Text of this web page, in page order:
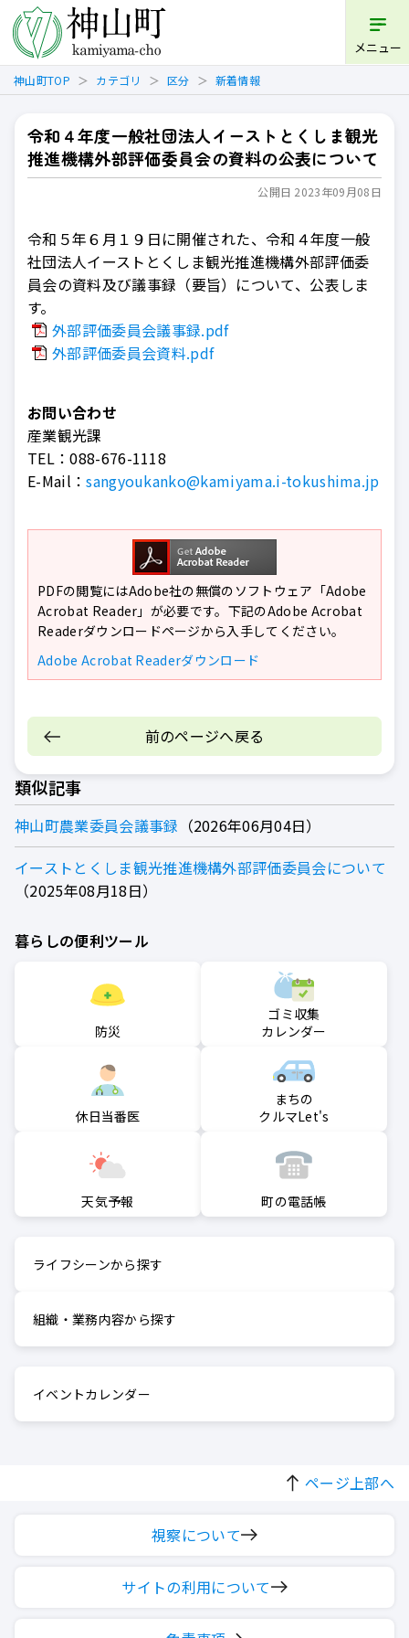
メニュー
神山町TOP カテゴリ 区分 新着情報
令和４年度一般社団法人イーストとくしま観光
推進機構外部評価委員会の資料の公表について
公開日 2023年09月08日
令和５年６月１９日に開催された、令和４年度一般
社団法人イーストとくしま観光推進機構外部評価委
員会の資料及び議事録（要旨）について、公表しま
す。
外部評価委員会議事録.pdf
外部評価委員会資料.pdf
お問い合わせ
産業観光課
TEL：088-676-1118
E-Mail：sangyoukanko@kamiyama.i-tokushima.jp
PDFの閲覧にはAdobe社の無償のソフトウェア「Adobe
Acrobat Reader」が必要です。下記のAdobe Acrobat
Readerダウンロードページから入手してください。
Adobe Acrobat Readerダウンロード
前のページへ戻る
類似記事
神山町農業委員会議事録
2026年06月04日
イーストとくしま観光推進機構外部評価委員会について
2025年08月18日
暮らしの便利ツール
防災
ゴミ収集
カレンダー
休日当番医
まちの
クルマLet's
天気予報 町の電話帳
ライフシーンから探す
組織・業務内容から探す
イベントカレンダー
ページ上部へ
視察について
サイトの利用について